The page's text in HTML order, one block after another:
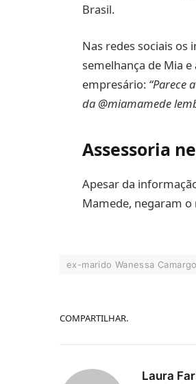
Brasil.
Nas redes sociais
semelhança de Mia
empresário: “Parece
da @miamamede
Assessoria
Apesar da
Mamede, negaram
ex-marido Wanessa Camargo
COMPARTILHAR.
Laura